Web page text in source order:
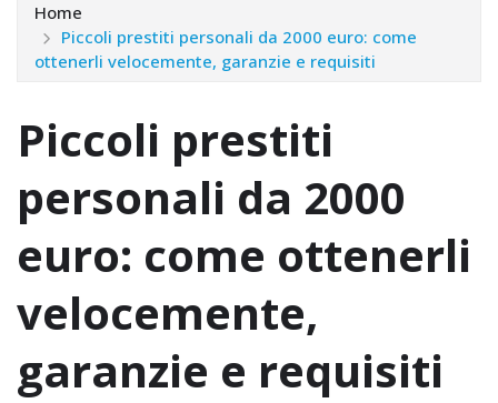
Home
Piccoli prestiti personali da 2000 euro: come
ottenerli velocemente, garanzie e requisiti
Piccoli prestiti
personali da 2000
euro: come ottenerli
velocemente,
garanzie e requisiti